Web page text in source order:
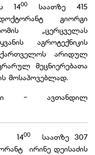
1400
საათზე 415
გიორგი
„ცერცველას
აგროტექნიკის
არიდულ
მეცნიერებათა
მოსაპოვებლად.
- ავთანდილ
1400
საათზე 307
ირინე დეისაძის